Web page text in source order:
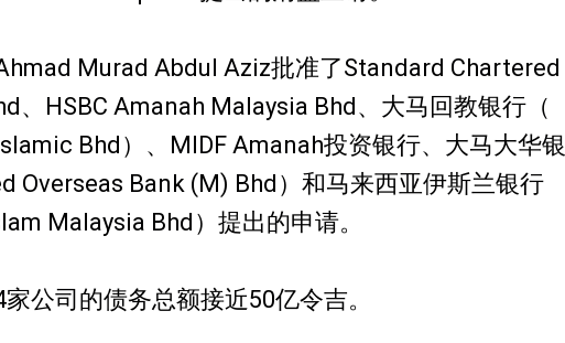
Murad Abdul Aziz批准了Standard Chartered
、HSBC Amanah Malaysia Bhd、大马回教银行（
Bhd）、MIDF Amanah投资银行、大马大华银
Overseas Bank (M) Bhd）和马来西亚伊斯兰银行
Malaysia Bhd）提出的申请。
公司的债务总额接近50亿令吉。